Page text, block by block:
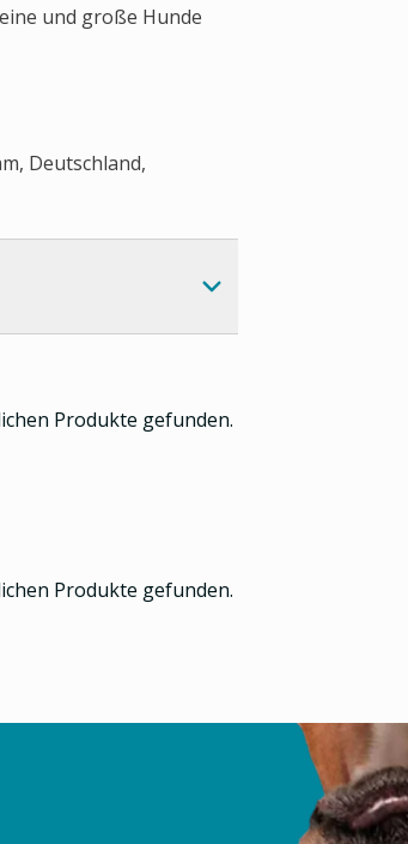
und große Hunde
Deutschland,
Produkte gefunden.
Produkte gefunden.